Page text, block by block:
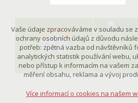
Rodinné domy
nutná pro provozování webu
udržení kontextu stránek
případná přihlášení, volby jazyka,
Volitelná cookies
analytická pro anonymizované
marketingová cookies
Vaše údaje zpracováváme v souladu se
ochrany osobních údajů z důvodu
potřeb: zpětná vazba od návštěvníků
analytických statistik používání webu,
nebo přístup k informacím na vašem
měření obsahu, reklama a vývoj
Více informací o cookies na našem